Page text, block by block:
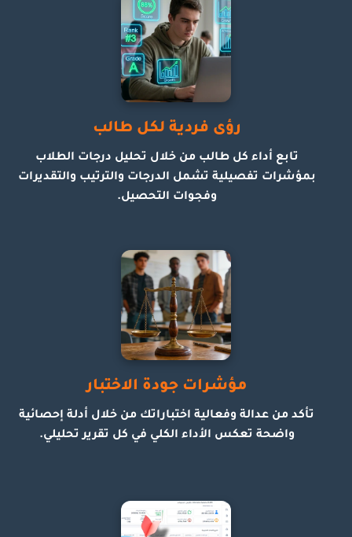
رؤى فردية لكل طالب
تابع أداء كل طالب من خلال تحليل درجات الطلاب
بمؤشرات تفصيلية تشمل الدرجات والترتيب والتقديرات
وفجوات التحصيل.
مؤشرات جودة الاختبار
تأكد من عدالة وفعالية اختباراتك من خلال أدلة إحصائية
واضحة تعكس الأداء الكلي في كل تقرير تحليلي.